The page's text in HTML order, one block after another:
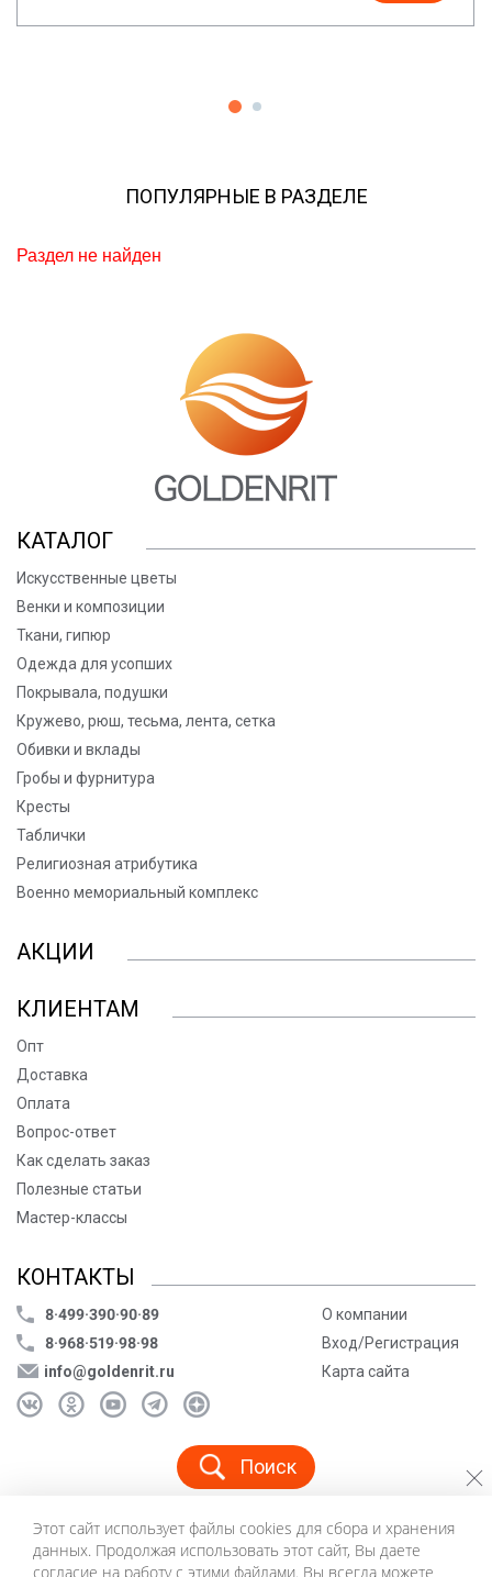
ПОПУЛЯРНЫЕ В РАЗДЕЛЕ
Раздел не найден
КАТАЛОГ
Искусственные цветы
Венки и композиции
Ткани, гипюр
Одежда для усопших
Покрывала, подушки
Кружево, рюш, тесьма, лента, сетка
Обивки и вклады
Гробы и фурнитура
Кресты
Таблички
Религиозная атрибутика
Военно мемориальный комплекс
АКЦИИ
КЛИЕНТАМ
Опт
Доставка
Оплата
Вопрос-ответ
Как сделать заказ
Полезные статьи
Мастер-классы
КОНТАКТЫ
8·499·390·90·89
8·968·519·98·98
info@goldenrit.ru
О компании
Вход/Регистрация
Карта сайта
Поиск
© ООО «Голденрит», 2005-2026
Пользовательское соглашение
Этот сайт использует файлы cookies для сбора и хранения
данных. Продолжая использовать этот сайт, Вы даете
согласие на работу с этими файлами. Вы всегда можете